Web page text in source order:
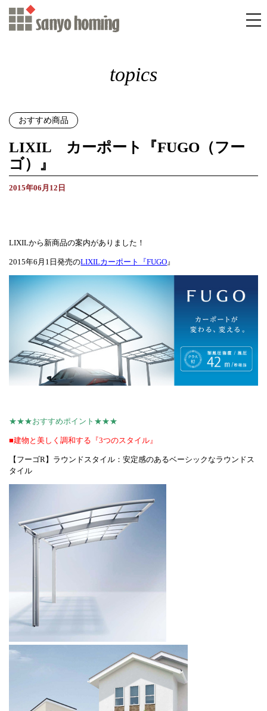
topics
おすすめ商品
LIXIL カーポート『FUGO（フー
ゴ）』
2015年06月12日
LIXILから新商品の案内がありました！
2015年6月1日発売のLIXILカーポート『FUGO 』
★★★おすすめポイント★★★
■建物と美しく調和する『3つのスタイル』
【フーゴR】ラウンドスタイル：安定感のあるベーシックなラウンドス
タイル